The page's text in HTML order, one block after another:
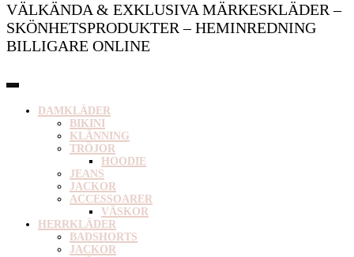
VÄLKÄNDA & EXKLUSIVA MÄRKESKLÄDER –
SKÖNHETSPRODUKTER – HEMINREDNING
BILLIGARE ONLINE
DAMKLÄDER
BIKINI
KLÄNNING
TRÖJOR
HOODIE
JEANS
JACKOR
ACCESSOARER
VÄSKOR
HERRKLÄDER
BADSHORTS
JACKOR